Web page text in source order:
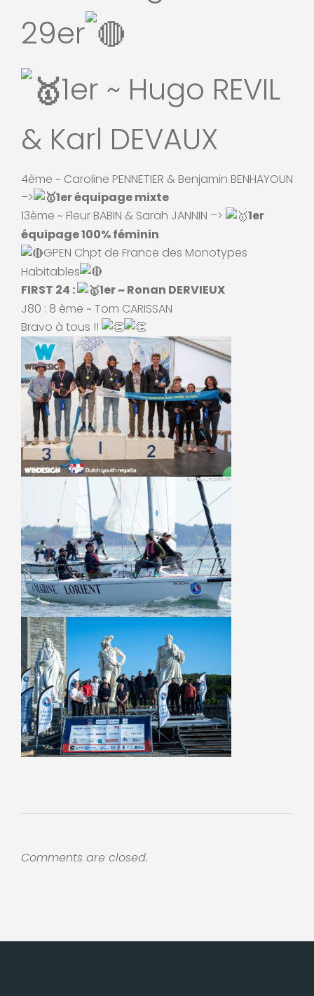
29er
1er ~ Hugo REVIL
& Karl DEVAUX
4ème ~ Caroline PENNETIER & Benjamin BENHAYOUN
–>
1er équipage mixte
13ème ~ Fleur BABIN & Sarah JANNIN –>
1er
équipage 100% féminin
GPEN Chpt de France des Monotypes
Habitables
FIRST 24 :
1er ~ Ronan DERVIEUX
J80 : 8 ème ~ Tom CARISSAN
Bravo à tous !!
Comments are closed.